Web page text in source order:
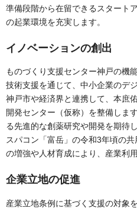
準備段階から在留できるスタート
の起業環境を充実します。
イノベーションの創出
ものづくり支援センター神戸の機
技術支援を通じて、中小企業のデ
神戸市や経済界と連携して、本庶
開発センター（仮称）を整備しま
る先進的な創薬研究や開発を期待し
スパコン「富岳」の令和3年頃の
の増強や人材育成により、産業利
企業立地の促進
産業立地条例に基づく支援の対象